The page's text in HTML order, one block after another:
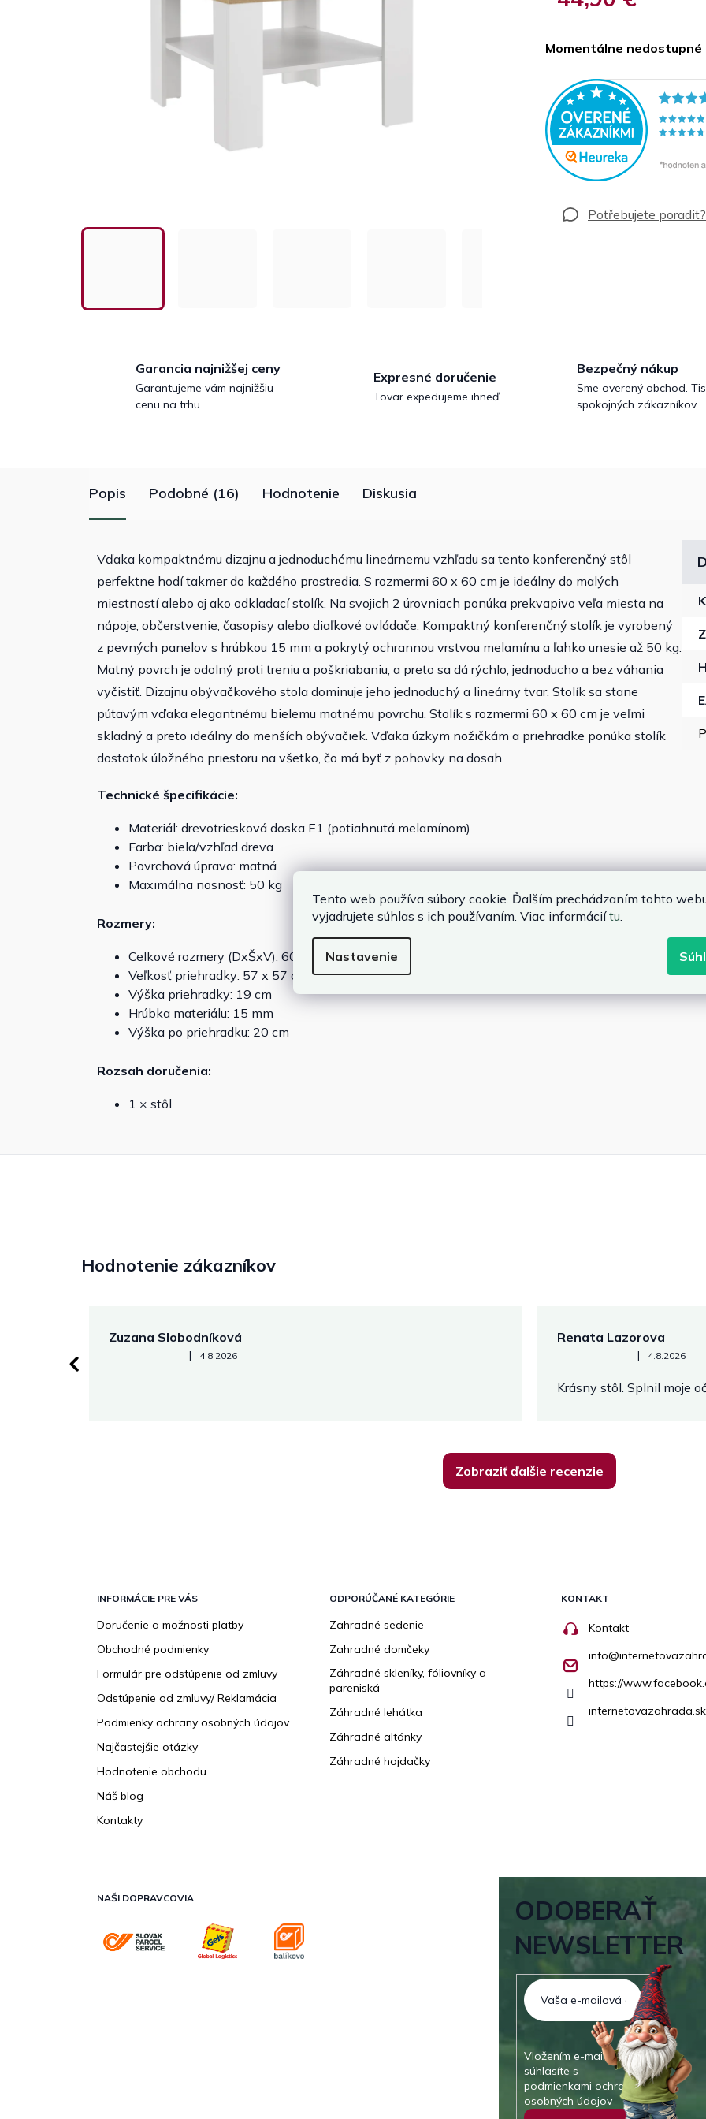
Tento web používa súbory cookie. Ďalším prechádzaním tohto
vyjadrujete súhlas s ich používaním. Viac informáciítu.
Nastavenie
Momentálne nedostupné
Garancia najnižšej ceny
Garantujeme vám najnižšiu
cenu na trhu.
Expresné doručenie
Tovar expedujeme ihneď.
Bezpečný nákup
Sme overený obchod.
spokojných zákazníkov.
Popis Podobné (16) Hodnotenie Diskusia
Vďaka kompaktnému dizajnu a jednoduchému lineárnemu vzhľadu sa tento konferenčný stôl
perfektne hodí takmer do každého prostredia. S rozmermi 60 x 60 cm je ideálny do malých
miestností alebo aj ako odkladací stolík. Na svojich 2 úrovniach ponúka prekvapivo veľa miesta na
nápoje, občerstvenie, časopisy alebo diaľkové ovládače. Kompaktný konferenčný stolík je vyrobený
z pevných panelov s hrúbkou 15 mm a pokrytý ochrannou vrstvou melamínu a ľahko unesie až 50 kg.
Matný povrch je odolný proti treniu a poškriabaniu, a preto sa dá rýchlo, jednoducho a bez váhania
vyčistiť. Dizajnu obývačkového stola dominuje jeho jednoduchý a lineárny tvar. Stolík sa stane
pútavým vďaka elegantnému bielemu matnému povrchu. Stolík s rozmermi 60 x 60 cm je veľmi
skladný a preto ideálny do menších obývačiek. Vďaka úzkym nožičkám a priehradke ponúka stolík
dostatok úložného priestoru na všetko, čo má byť z pohovky na dosah.
Technické špecifikácie:
Materiál: drevotriesková doska E1 (potiahnutá melamínom)
Farba: biela/vzhľad dreva
Povrchová úprava: matná
Maximálna nosnosť: 50 kg
Rozmery:
Celkové rozmery (DxŠxV): 60x60x40 cm
Veľkosť priehradky: 57 x 57 cm
Výška priehradky: 19 cm
Hrúbka materiálu: 15 mm
Výška po priehradku: 20 cm
Rozsah doručenia:
1 × stôl
Hodnotenie zákazníkov
Zuzana Slobodníková
Hodnotenie obchodu je 5 z 5 hviezdičiek.
| 4.8.2026
Renata Lazorova
Hodnotenie obchodu je 5 z
| 4.8.2026
Krásny stôl. Splnil moje
Zobraziť ďalšie recenzie
INFORMÁCIE PRE VÁS
Doručenie a možnosti platby
Obchodné podmienky
Formulár pre odstúpenie od zmluvy
Odstúpenie od zmluvy/ Reklamácia
Podmienky ochrany osobných údajov
Najčastejšie otázky
Hodnotenie obchodu
Náš blog
Kontakty
ODPORÚČANÉ KATEGÓRIE
Zahradné sedenie
Zahradné domčeky
Záhradné skleníky, fóliovníky a
pareniská
Záhradné lehátka
Záhradné altánky
Záhradné hojdačky
KONTAKT
Kontakt
info@
https://
internetovazahrada.sk
NAŠI DOPRAVCOVIA
ODOBERAŤ
NEWSLETTER
Vložením e-mailu
súhlasíte s
podmienkami ochrany
osobných údajov